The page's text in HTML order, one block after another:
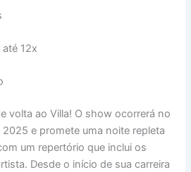
até 12x
volta ao Villa! O show ocorrerá no
e promete uma noite repleta
um repertório que inclui os
Desde o início de sua carreira